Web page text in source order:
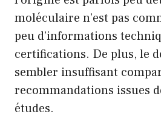
moléculaire n’est pas
peu d’informations
certifications. De plus, le
sembler insuffisant
recommandations issues
études.